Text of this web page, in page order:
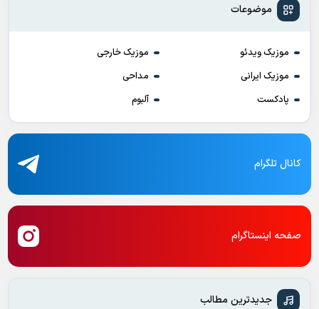
موضوعات
موزیک ویدئو
موزیک خارجی
موزیک ایرانی
مداحی
پادکست
آلبوم
کانال تلگرام
صفحه اینستاگرام
جدیدترین مطالب